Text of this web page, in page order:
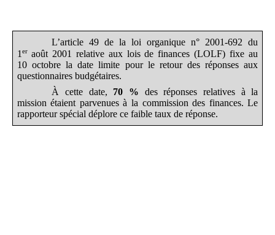
L’article 49 de la loi organique n° 2001-692 du
1er août 2001 relative aux lois de finances (LOLF) fixe au
10 octobre la date limite pour le retour des réponses aux
questionnaires budgétaires.
À cette date, 70 % des réponses relatives à la
mission étaient parvenues à la commission des finances. Le
rapporteur spécial déplore ce faible taux de réponse.